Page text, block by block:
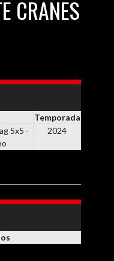
CRANES
Temporada
5x5 -
2024